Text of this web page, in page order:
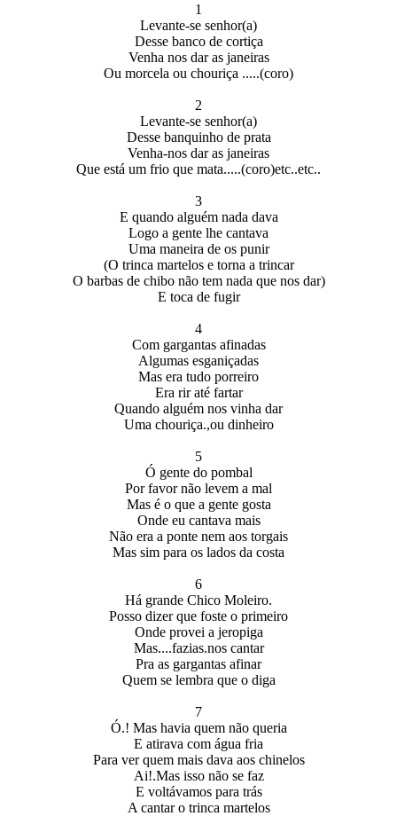
1
Levante-se senhor(a)
Desse banco de cortiça
Venha nos dar as janeiras
Ou morcela ou chouriça .....(coro)
2
Levante-se senhor(a)
Desse banquinho de prata
Venha-nos dar as janeiras
Que está um frio que mata.....(coro)etc..etc..
3
E quando alguém nada dava
Logo a gente lhe cantava
Uma maneira de os punir
(O trinca martelos e torna a trincar
O barbas de chibo não tem nada que nos dar)
E toca de fugir
4
Com gargantas afinadas
Algumas esganiçadas
Mas era tudo porreiro
Era rir até fartar
Quando alguém nos vinha dar
Uma chouriça.,ou dinheiro
5
Ó gente do pombal
Por favor não levem a mal
Mas é o que a gente gosta
Onde eu cantava mais
Não era a ponte nem aos torgais
Mas sim para os lados da costa
6
Há grande Chico Moleiro.
Posso dizer que foste o primeiro
Onde provei a jeropiga
Mas....fazias.nos cantar
Pra as gargantas afinar
Quem se lembra que o diga
7
Ó.! Mas havia quem não queria
E atirava com água fria
Para ver quem mais dava aos chinelos
Ai!.Mas isso não se faz
E voltávamos para trás
A cantar o trinca martelos